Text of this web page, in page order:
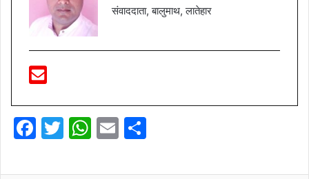
संवाददाता, बालुमाथ, लातेहार
F
c
T
itt
W
at
E
ai ar